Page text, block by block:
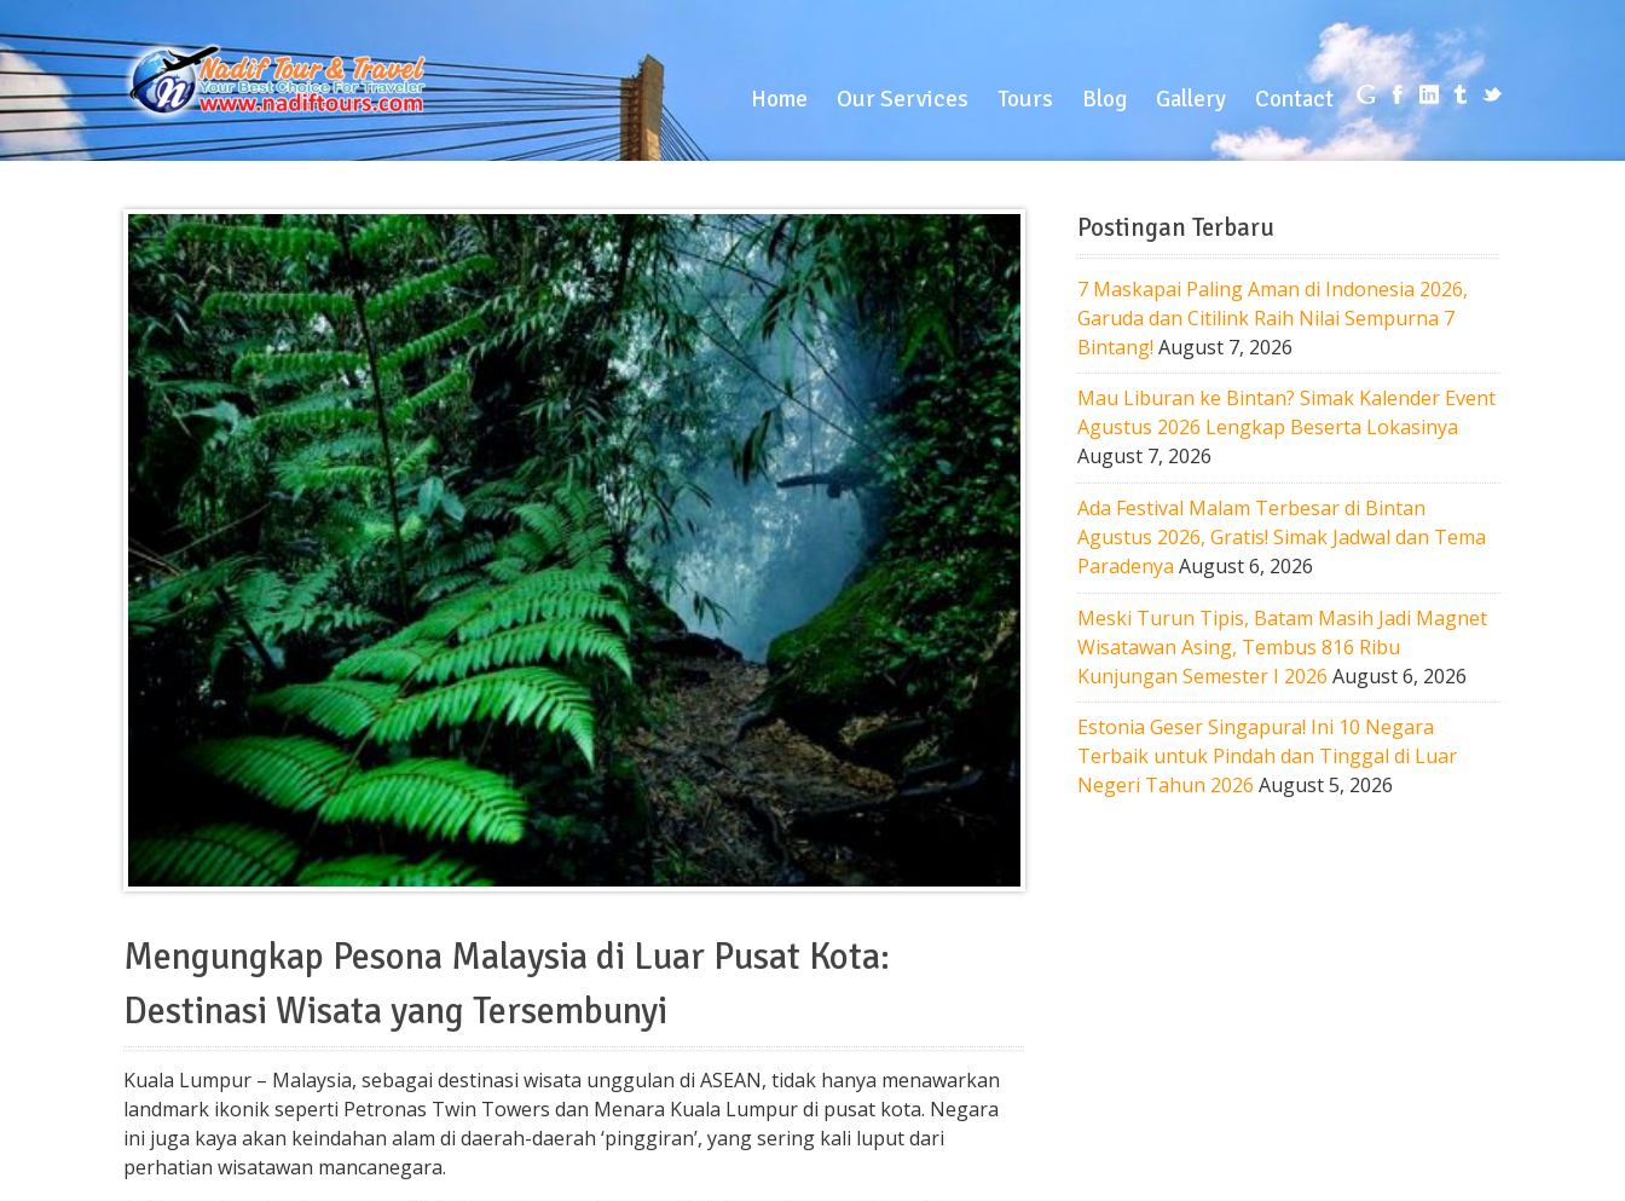
Home
Home Our Services
Our Services Tours
Tours Blog
Blog Gallery
Gallery Contact
Contact
Mengungkap Pesona Malaysia di Luar Pusat Kota:
Destinasi Wisata yang Tersembunyi
Kuala Lumpur – Malaysia, sebagai destinasi wisata unggulan di ASEAN, tidak hanya menawarkan
landmark ikonik seperti Petronas Twin Towers dan Menara Kuala Lumpur di pusat kota. Negara
ini juga kaya akan keindahan alam di daerah-daerah ‘pinggiran’, yang sering kali luput dari
perhatian wisatawan mancanegara.
Postingan Terbaru
7 Maskapai Paling Aman di Indonesia 2026,
Garuda dan Citilink Raih Nilai Sempurna 7
Bintang! August 7, 2026
Mau Liburan ke Bintan? Simak Kalender Event
Agustus 2026 Lengkap Beserta Lokasinya
August 7, 2026
Ada Festival Malam Terbesar di Bintan
Agustus 2026, Gratis! Simak Jadwal dan Tema
Paradenya August 6, 2026
Meski Turun Tipis, Batam Masih Jadi Magnet
Wisatawan Asing, Tembus 816 Ribu
Kunjungan Semester I 2026 August 6, 2026
Estonia Geser Singapura! Ini 10 Negara
Terbaik untuk Pindah dan Tinggal di Luar
Negeri Tahun 2026 August 5, 2026